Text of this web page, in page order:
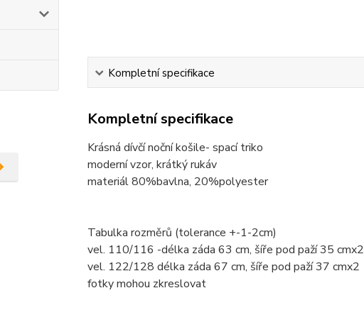
Kompletní specifikace
Kompletní specifikace
Krásná dívčí noční košile- spací triko
moderní vzor, krátký rukáv
materiál 80%bavlna, 20%polyester
Tabulka rozměrů (tolerance +-1-2cm)
vel. 110/116 -délka záda 63 cm, šíře pod paží 35 cmx2
vel. 122/128 délka záda 67 cm, šíře pod paží 37 cmx2
fotky mohou zkreslovat